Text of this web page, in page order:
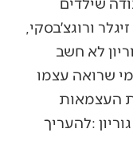
‬באותה‭ ‬רוח‭ ‬שבה‭ ‬התייחס‭ ‬אליה‭ ‬בן‭ ‬גוריון‭: ‬להעריך‭